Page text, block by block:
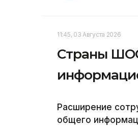
11:45, 03 Августа 2026
Страны
Расширение
общего